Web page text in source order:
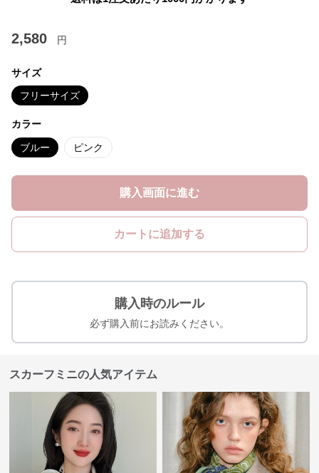
2,580 円
サイズ
フリーサイズ
カラー
ブルー ピンク
購入画面に進む
カートに追加する
購入時のルール
必ず購入前にお読みください。
スカーフミニの人気アイテム